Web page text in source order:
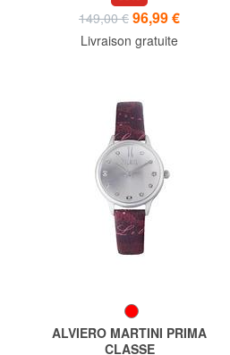
149,00 € 96,99 €
Livraison gratuite
ALVIERO MARTINI PRIMA
CLASSE